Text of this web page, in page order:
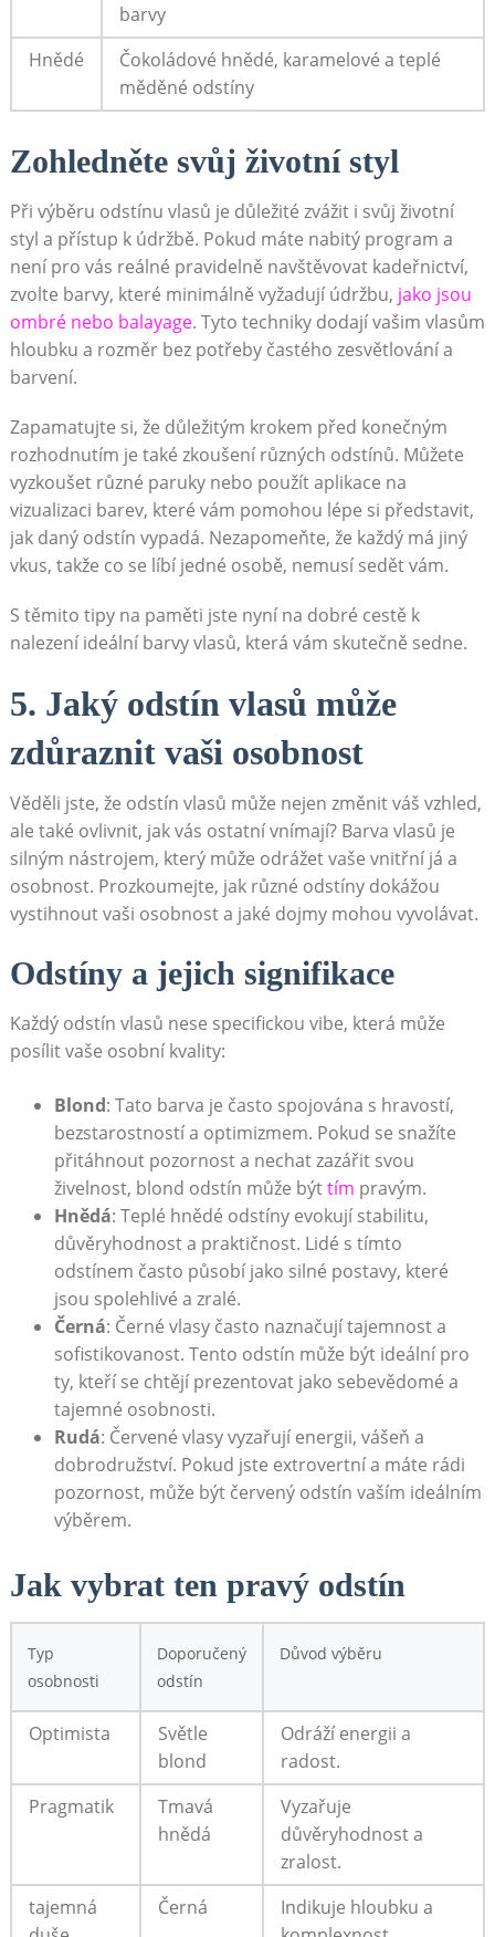
barvy
Hnědé
Čokoládové hnědé, karamelové a teplé
‌měděné ‌odstíny
Zohledněte⁣ svůj životní styl
Při výběru odstínu vlasů je důležité zvážit i svůj životní
styl a⁤ přístup k údržbě. Pokud⁤ máte nabitý program a
není pro vás ‌reálné pravidelně navštěvovat kadeřnictví,
zvolte ⁣barvy, které minimálně vyžadují údržbu, jako jsou
ombré nebo balayage. Tyto techniky dodají vašim vlasům
hloubku‌ a rozměr⁣ bez potřeby ⁢častého zesvětlování a
barvení.
Zapamatujte si,⁤ že důležitým krokem před konečným​
rozhodnutím je⁤ také zkoušení ⁢různých‌ odstínů. Můžete
vyzkoušet různé paruky nebo použít aplikace na
vizualizaci ⁢barev, ‍které vám​ pomohou ‌lépe si představit,
jak ​daný odstín vypadá. Nezapomeňte, že‌ každý má jiný
⁤vkus, takže co se ⁢líbí jedné osobě, ​nemusí sedět vám.
S těmito tipy ‍na paměti ⁣jste nyní na dobré cestě k
nalezení ideální barvy vlasů, která vám skutečně sedne.
5. ⁢Jaký odstín vlasů ⁣může
zdůraznit vaši osobnost
Věděli jste, že odstín vlasů může nejen změnit váš vzhled,
ale také ovlivnit, jak vás ostatní vnímají? ‌Barva vlasů je
silným nástrojem, který ⁢může⁢ odrážet vaše vnitřní⁤ já a
osobnost. Prozkoumejte, ⁣jak různé ⁢odstíny dokážou
vystihnout⁣ vaši osobnost a jaké dojmy⁤ mohou ‌vyvolávat.
Odstíny a jejich signifikace
Každý ⁢odstín vlasů nese specifickou vibe, která může
posílit vaše ⁢osobní kvality:
Blond: Tato⁣ barva je často⁢ spojována s hravostí,
bezstarostností ⁢a‌ optimizmem.⁢ Pokud se snažíte
‍přitáhnout pozornost a nechat zazářit ‌svou
živelnost, blond odstín může⁤ být‍tím pravým.
Hnědá: ⁤Teplé hnědé ⁣odstíny evokují ‍stabilitu,
důvěryhodnost‍ a praktičnost. Lidé s tímto⁤
odstínem často působí jako silné postavy, které
jsou ⁣spolehlivé a zralé.
Černá: Černé vlasy často naznačují tajemnost a
sofistikovanost. Tento odstín může být ideální pro
ty, kteří se ‌chtějí prezentovat jako sebevědomé a
tajemné ​osobnosti.
Rudá: Červené vlasy vyzařují energii, vášeň a
dobrodružství. Pokud jste extrovertní a ‍máte rádi ​
pozornost,⁣ může⁣ být červený odstín vaším ideálním
⁤výběrem.
Jak ​vybrat ten pravý ‍odstín
Typ
osobnosti
Doporučený
odstín
Důvod výběru
Optimista
Světle
blond
Odráží ‍energii‌ a
radost.
Pragmatik
Tmavá ​
hnědá
Vyzařuje
důvěryhodnost a
zralost.
tajemná
Černá
Indikuje hloubku a